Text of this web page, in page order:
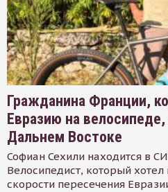
Гражданина Франции,
Евразию на
Дальнем Востоке
Софиан Сехили находится в
Велосипедист, который
скорости пересечения